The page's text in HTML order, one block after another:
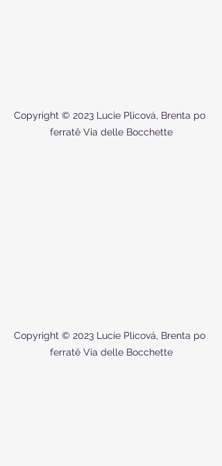
Copyright © 2023 Lucie Plicová, Brenta po
ferratě Via delle Bocchette
Copyright © 2023 Lucie Plicová, Brenta po
ferratě Via delle Bocchette